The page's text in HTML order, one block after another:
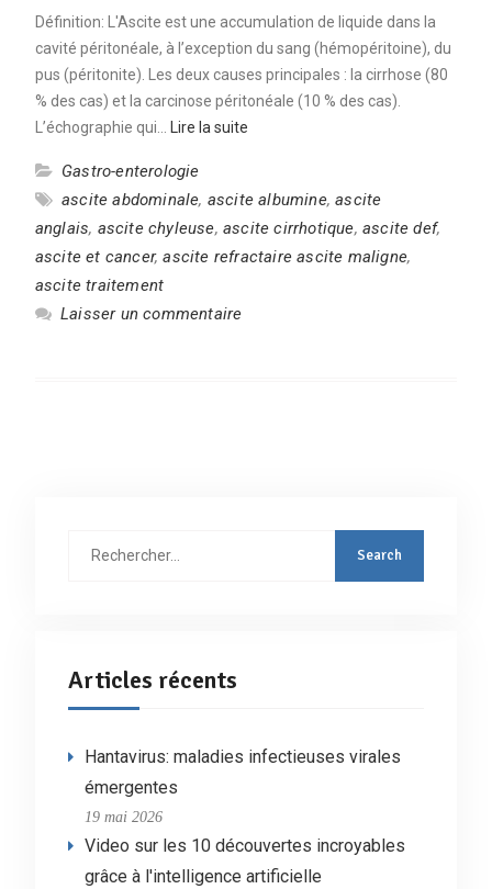
Définition: L'Ascite est une accumulation de liquide dans la
cavité péritonéale, à l’exception du sang (hémopéritoine), du
pus (péritonite). Les deux causes principales : la cirrhose (80
% des cas) et la carcinose péritonéale (10 % des cas).
L’échographie qui…
Lire la suite
Gastro-enterologie
ascite abdominale, ascite albumine,ascite
anglais, ascite chyleuse, ascite cirrhotique, ascite def,
ascite et cancer,ascite refractaire ascite maligne,
ascite traitement
Laisser un commentaire
Articles récents
Hantavirus: maladies infectieuses virales
émergentes
19 mai 2026
Video sur les 10 découvertes incroyables
grâce à l'intelligence artificielle